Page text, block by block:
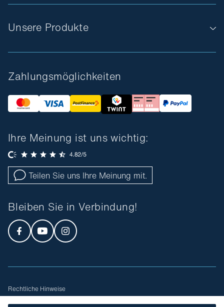
Unsere Produkte
Zahlungsmöglichkeiten
Ihre Meinung ist uns wichtig:
Teilen Sie uns Ihre Meinung mit.
Bleiben Sie in Verbindung!
Rechtliche Hinweise